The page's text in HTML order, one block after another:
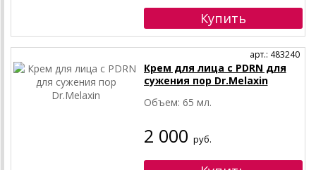
арт.: 483240
Крем для лица с PDRN для
сужения пор Dr.Melaxin
Объем: 65 мл.
2 000 руб.